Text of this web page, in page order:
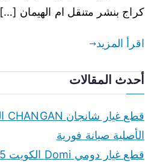
كراج بنشر متنقل ام الهيمان […]
اقرأ المزيد
أحدث المقالات
الأصلية صيانة فورية